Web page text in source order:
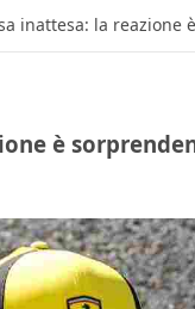
inattesa: la reazione
è